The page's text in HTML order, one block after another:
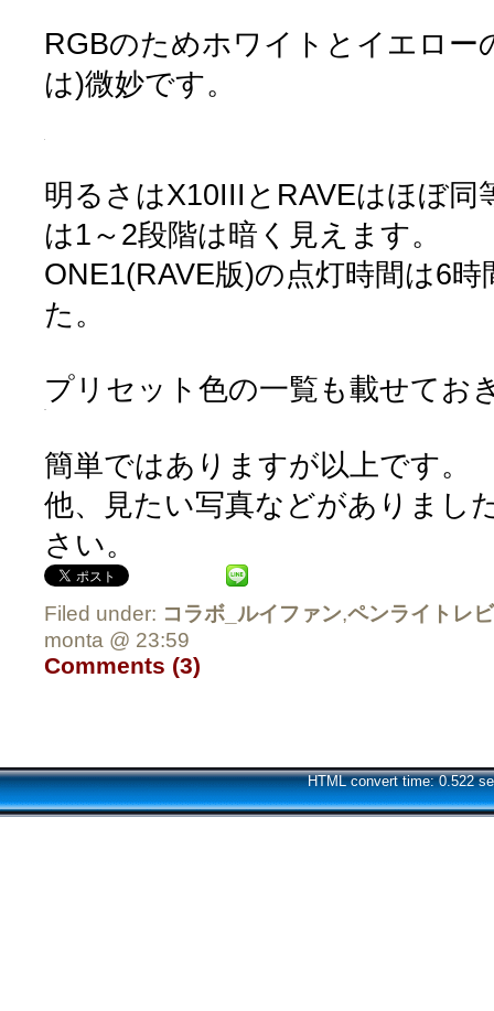
RGBのためホワイトとイエロー
は)微妙です。
明るさはX10IIIとRAVEはほぼ同
は1～2段階は暗く見えます。
ONE1(RAVE版)の点灯時間は6
た。
プリセット色の一覧も載せてお
簡単ではありますが以上です。
他、見たい写真などがありまし
さい。
Filed under: コラボ_ルイファン,ペンライトレ
monta @ 23:59
Comments (3)
HTML convert time: 0.522